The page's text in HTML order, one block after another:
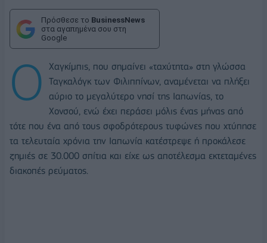
Πρόσθεσε το BusinessNews
στα αγαπημένα σου στη
Google
Ο
Χαγκίμπις, που σημαίνει «ταχύτητα» στη γλώσσα
Ταγκαλόγκ των Φιλιππίνων, αναμένεται να πλήξει
αύριο το μεγαλύτερο νησί της Ιαπωνίας, το
Χονσού, ενώ έχει περάσει μόλις ένας μήνας από
τότε που ένα από τους σφοδρότερους τυφώνες που χτύπησε
τα τελευταία χρόνια την Ιαπωνία κατέστρεψε ή προκάλεσε
ζημιές σε 30.000 σπίτια και είχε ως αποτέλεσμα εκτεταμένες
διακοπές ρεύματος.